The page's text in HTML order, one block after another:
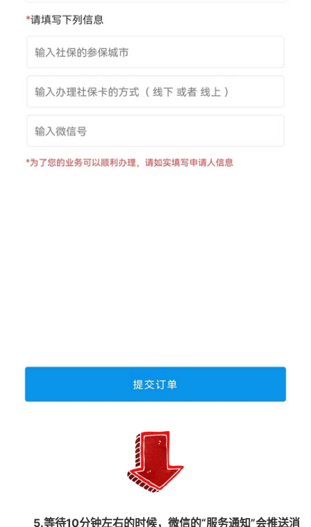
5.等待10分钟左右的时候，微信的“服务通知”会推送消